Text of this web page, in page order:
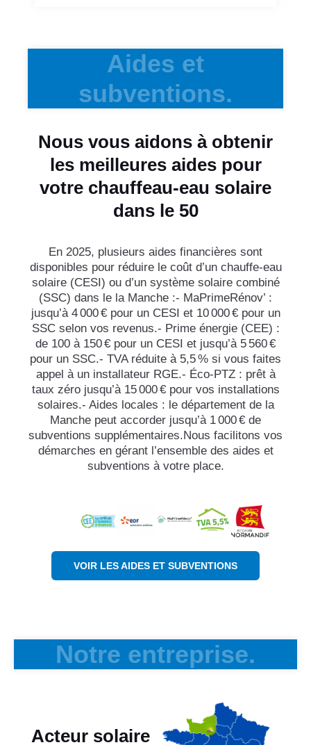
Aides et
subventions.
Nous vous aidons à obtenir
les meilleures aides pour
votre chauffeau-eau solaire
dans le 50
En 2025, plusieurs aides financières sont
disponibles pour réduire le coût d’un chauffe-eau
solaire (CESI) ou d’un système solaire combiné
(SSC) dans le la Manche :- MaPrimeRénov’ :
jusqu’à 4 000 € pour un CESI et 10 000 € pour un
SSC selon vos revenus.- Prime énergie (CEE) :
de 100 à 150 € pour un CESI et jusqu’à 5 560 €
pour un SSC.- TVA réduite à 5,5 % si vous faites
appel à un installateur RGE.- Éco-PTZ : prêt à
taux zéro jusqu’à 15 000 € pour vos installations
solaires.- Aides locales : le département de la
Manche peut accorder jusqu’à 1 000 € de
subventions supplémentaires.Nous facilitons vos
démarches en gérant l’ensemble des aides et
subventions à votre place.
VOIR LES AIDES ET SUBVENTIONS
Notre entreprise.
Acteur solaire